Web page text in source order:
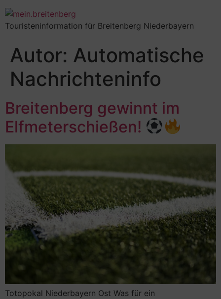
Touristeninformation für Breitenberg Niederbayern
Autor: Automatische
Nachrichteninfo
Breitenberg gewinnt im
Elfmeterschießen!
Totopokal Niederbayern Ost Was für ein